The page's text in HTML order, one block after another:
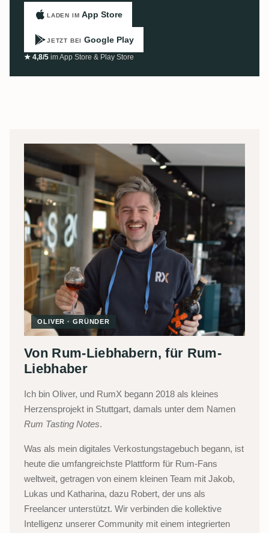
LADEN IM App Store
JETZT BEI Google Play
★ 4,8/5 im App Store & Play Store
OLIVER · GRÜNDER
Von Rum-Liebhabern, für Rum-
Liebhaber
Ich bin Oliver, und RumX begann 2018 als kleines
Herzensprojekt in Stuttgart, damals unter dem Namen
Rum Tasting Notes.
Was als mein digitales Verkostungstagebuch begann, ist
heute die umfangreichste Plattform für Rum-Fans
weltweit, getragen von einem kleinen Team mit Jakob,
Lukas und Katharina, dazu Robert, der uns als
Freelancer unterstützt. Wir verbinden die kollektive
Intelligenz unserer Community mit einem integrierten